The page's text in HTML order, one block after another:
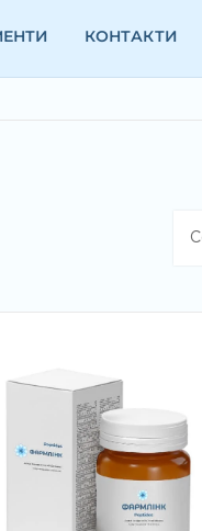
КОНТАКТИ